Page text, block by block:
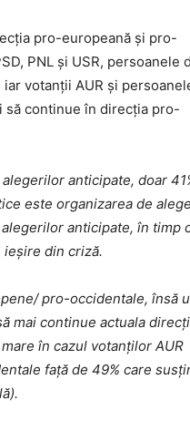
pro-europeană și pro-
PNL și USR, persoanele
votanții AUR și
să continue în direcția pro-
anticipate, doar
este organizarea de
anticipate, în timp
ieșire din criză.
pro-occidentale, însă
mai continue actuala
în cazul votanților AUR
față de 49% care